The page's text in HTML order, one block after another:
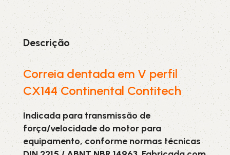
Descrição
Correia dentada em V perfil
CX144 Continental Contitech
Indicada para transmissão de
força/velocidade do motor para
equipamento, conforme normas técnicas